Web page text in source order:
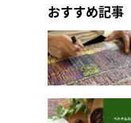
おすすめ記事